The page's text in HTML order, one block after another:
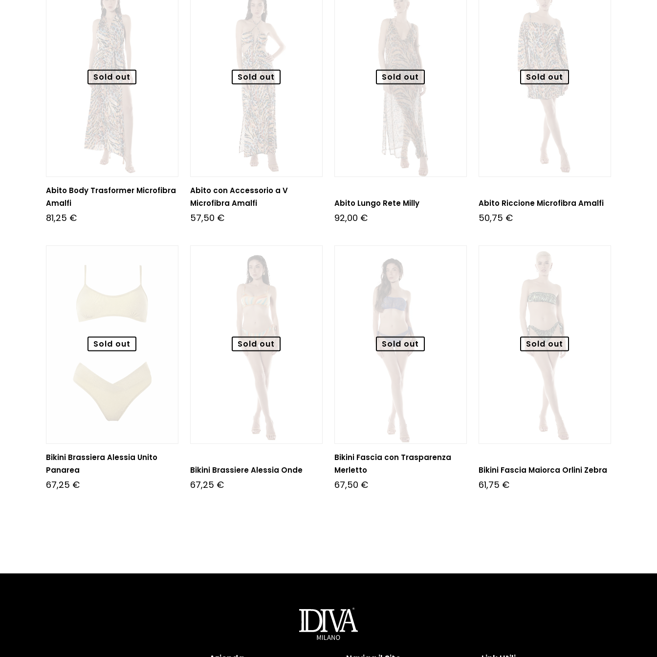
Sold out
Abito Body Trasformer Microfibra
Amalfi
81,25 €
Sold out
Abito con Accessorio a V
Microfibra Amalfi
57,50 €
Sold out
Abito Lungo Rete Milly
92,00 €
Sold out
Abito Riccione Microfibra Amalfi
50,75 €
Sold out
Bikini Brassiera Alessia Unito
Panarea
67,25 €
Sold out
Bikini Brassiere Alessia Onde
67,25 €
Sold out
Bikini Fascia con Trasparenza
Merletto
67,50 €
Sold out
Bikini Fascia Maiorca Orlini Zebra
61,75 €